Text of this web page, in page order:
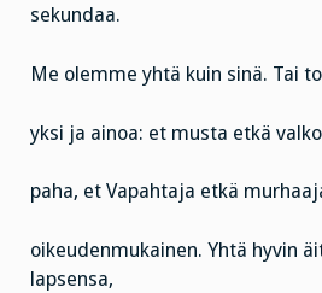
sekundaa.
Me olemme yhtä kuin sinä. Tai
yksi ja ainoa: et musta etkä
paha, et Vapahtaja etkä
oikeudenmukainen. Yhtä hyvin
lapsensa,